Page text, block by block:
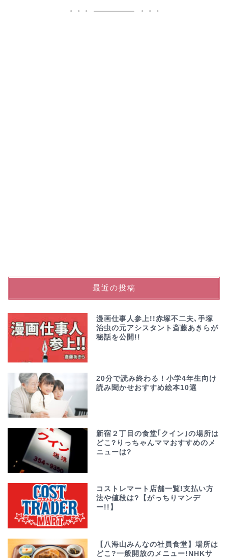
最近の投稿
漫画仕事人参上!!赤塚不二夫､手塚
治虫の元アシスタント斎藤あきらが
秘話を公開!!
20分で読み終わる！小学4年生向け
読み聞かせおすすめ絵本10選
新宿２丁目の食堂｢クイン｣の場所は
どこ?りっちゃんママおすすめのメ
ニューは?
コストレマート店舗一覧!支払い方
法や値段は?【がっちりマンデ
ー!!】
【八海山みんなの社員食堂】場所は
どこ?一般開放のメニュー!NHKサ